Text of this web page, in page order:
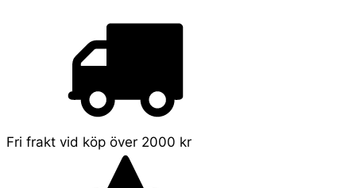
Fri frakt vid köp över 2000 kr